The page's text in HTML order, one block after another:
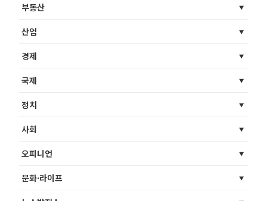
부동산
산업
경제
국제
정치
사회
오피니언
문화·라이프